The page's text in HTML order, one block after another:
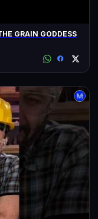
GRAIN GODDESS